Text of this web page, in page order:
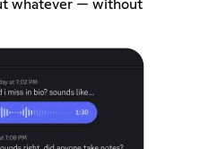
whatever — without